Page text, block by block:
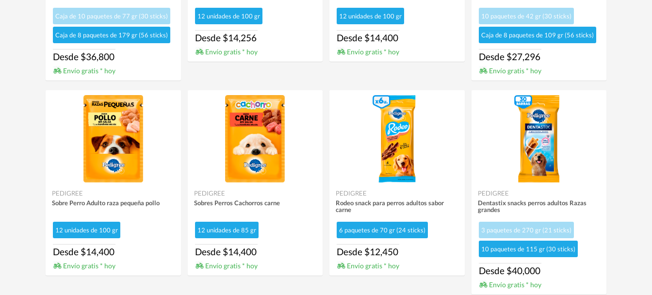
Caja de 10 paquetes de 77 gr (30 sticks)
Caja de 8 paquetes de 179 gr (56 sticks)
Desde $36,800
Envío gratis * hoy
12 unidades de 100 gr
Desde $14,256
Envío gratis * hoy
12 unidades de 100 gr
Desde $14,400
Envío gratis * hoy
10 paquetes de 42 gr (30 sticks)
Caja de 8 paquetes de 109 gr (56 sticks)
Desde $27,296
Envío gratis * hoy
PEDIGREE
Sobre Perro Adulto raza pequeña pollo
12 unidades de 100 gr
Desde $14,400
Envío gratis * hoy
PEDIGREE
Sobres Perros Cachorros carne
12 unidades de 85 gr
Desde $14,400
Envío gratis * hoy
PEDIGREE
Rodeo snack para perros adultos sabor
carne
6 paquetes de 70 gr (24 sticks)
Desde $12,450
Envío gratis * hoy
PEDIGREE
Dentastix snacks perros adultos Razas
grandes
3 paquetes de 270 gr (21 sticks)
10 paquetes de 115 gr (30 sticks)
Desde $40,000
Envío gratis * hoy